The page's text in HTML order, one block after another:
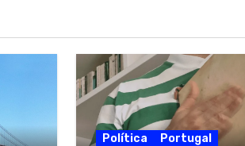
Política Portugal